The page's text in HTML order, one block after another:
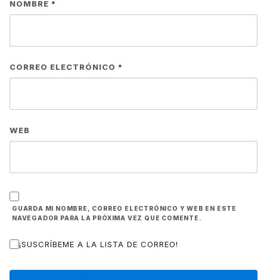
NOMBRE *
CORREO ELECTRÓNICO *
WEB
GUARDA MI NOMBRE, CORREO ELECTRÓNICO Y WEB EN ESTE
NAVEGADOR PARA LA PRÓXIMA VEZ QUE COMENTE.
¡SUSCRÍBEME A LA LISTA DE CORREO!